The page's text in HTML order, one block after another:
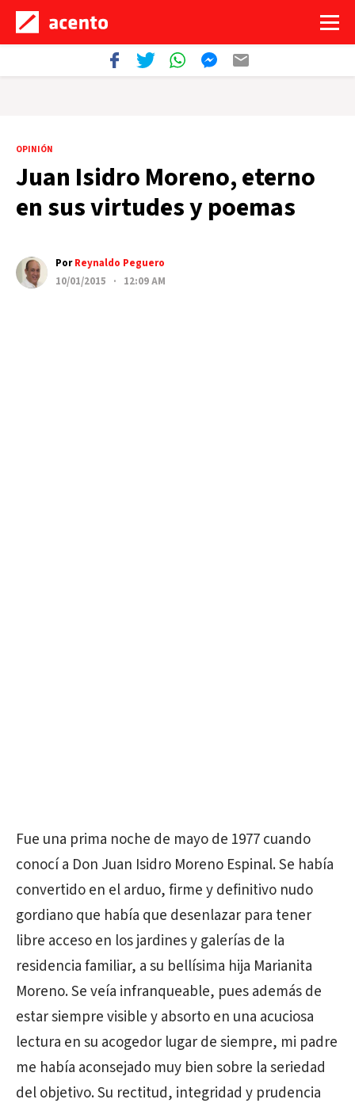
OPINIÓN
Juan Isidro Moreno, eterno
en sus virtudes y poemas
PorReynaldo Peguero
10/01/2015 · 12:09 AM
Fue una prima noche de mayo de 1977 cuando
conocí a Don Juan Isidro Moreno Espinal. Se había
convertido en el arduo, firme y definitivo nudo
gordiano que había que desenlazar para tener
libre acceso en los jardines y galerías de la
residencia familiar, a su bellísima hija Marianita
Moreno. Se veía infranqueable, pues además de
estar siempre visible y absorto en una acuciosa
lectura en su acogedor lugar de siempre, mi padre
me había aconsejado muy bien sobre la seriedad
del objetivo. Su rectitud, integridad y prudencia